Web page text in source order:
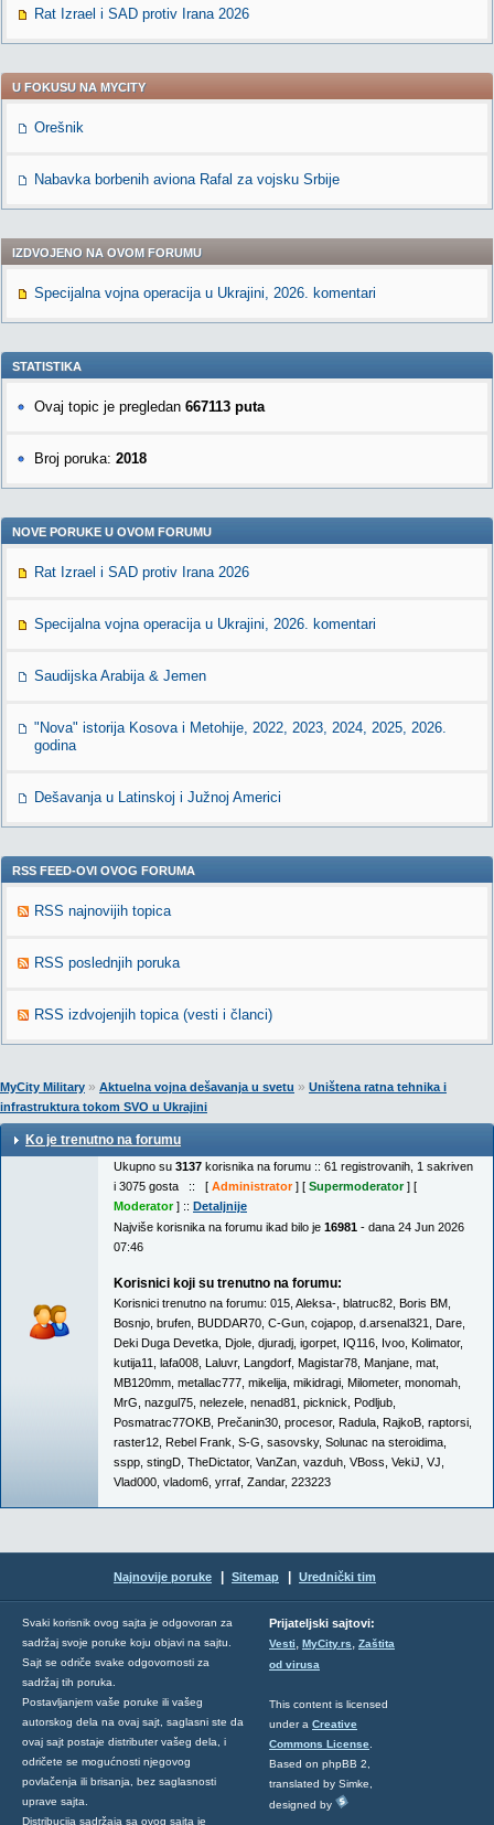
Rat Izrael i SAD protiv Irana 2026
U FOKUSU NA MYCITY
Orešnik
Nabavka borbenih aviona Rafal za vojsku Srbije
IZDVOJENO NA OVOM FORUMU
Specijalna vojna operacija u Ukrajini, 2026. komentari
STATISTIKA
Ovaj topic je pregledan 667113 puta
Broj poruka: 2018
NOVE PORUKE U OVOM FORUMU
Rat Izrael i SAD protiv Irana 2026
Specijalna vojna operacija u Ukrajini, 2026. komentari
Saudijska Arabija & Jemen
"Nova" istorija Kosova i Metohije, 2022, 2023, 2024, 2025, 2026.
godina
Dešavanja u Latinskoj i Južnoj Americi
RSS FEED-OVI OVOG FORUMA
RSS najnovijih topica
RSS poslednjih poruka
RSS izdvojenjih topica (vesti i članci)
MyCity Military » Aktuelna vojna dešavanja u svetu » Uništena ratna tehnika i
infrastruktura tokom SVO u Ukrajini
Ko je trenutno na forumu
Ukupno su 3137 korisnika na forumu :: 61 registrovanih, 1 sakriven
i 3075 gosta :: [ Administrator] [ Supermoderator] [
Moderator] :: Detaljnije
Najviše korisnika na forumu ikad bilo je 16981 - dana 24 Jun 2026
07:46
Korisnici koji su trenutno na forumu:
Korisnici trenutno na forumu: 015 Aleksa- blatruc82 Boris BM
Bosnjo brufen BUDDAR70 C-Gun cojapop d.arsenal321 Dare
Deki Duga Devetka Djole djuradj igorpet IQ116 Ivoo Kolimator,
kutija11
lafa008 Laluvr, Langdorf Magistar78 Manjane mat
MB120mm metallac777 mikelija mikidragi Milometer, monomah
MrG nazgul75 nelezele nenad81 picknick Podljub
Posmatrac77OKB Prečanin30 procesor, Radula RajkoB raptorsi
raster12 Rebel Frank S-G sasovsky, Solunac na steroidima
sspp stingD TheDictator, VanZan vazduh VBoss VekiJ VJ
Vlad000 vladom6 yrraf Zandar, 223223
Najnovije poruke Sitemap Urednički tim
Svaki korisnik ovog sajta je odgovoran za
sadržaj svoje poruke koju objavi na sajtu.
Sajt se odriče svake odgovornosti za
sadržaj tih poruka.
Postavljanjem vaše poruke ili vašeg
autorskog dela na ovaj sajt, saglasni ste da
ovaj sajt postaje distributer vašeg dela, i
odričete se mogućnosti njegovog
povlačenja ili brisanja, bez saglasnosti
uprave sajta.
Distribucija sadržaja sa ovog sajta je
Prijateljski sajtovi:
Vesti, MyCity.rs, Zaštita
od virusa
This content is licensed
under a Creative
Commons License
Based on phpBB 2,
translated by Simke,
designed by